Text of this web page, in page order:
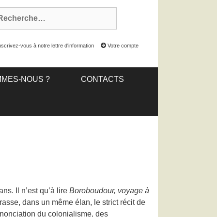
vous à notre lettre d'information Votre compte
NOUS ? CONTACTS
Il n’est qu’à lire Boroboudour, voyage à
dans un même élan, le strict récit de
du colonialisme, des